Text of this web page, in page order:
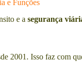
e Funções
e a segurança
2001. Isso faz com